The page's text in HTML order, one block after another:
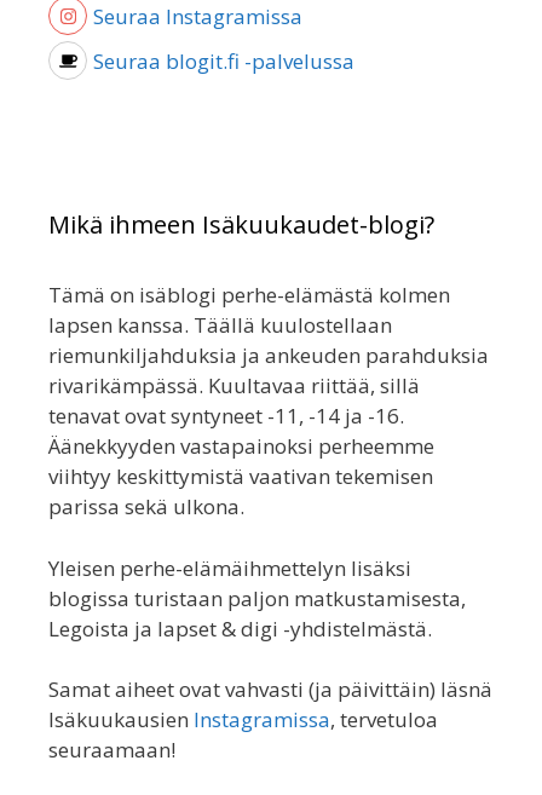
Seuraa Instagramissa
Seuraa blogit.fi -palvelussa
Mikä ihmeen Isäkuukaudet-blogi?
Tämä on isäblogi perhe-elämästä kolmen
lapsen kanssa. Täällä kuulostellaan
riemunkiljahduksia ja ankeuden parahduksia
rivarikämpässä. Kuultavaa riittää, sillä
tenavat ovat syntyneet -11, -14 ja -16.
Äänekkyyden vastapainoksi perheemme
viihtyy keskittymistä vaativan tekemisen
parissa sekä ulkona.
Yleisen perhe-elämäihmettelyn lisäksi
blogissa turistaan paljon matkustamisesta,
Legoista ja lapset & digi -yhdistelmästä.
Samat aiheet ovat vahvasti (ja päivittäin) läsnä
Isäkuukausien Instagramissa, tervetuloa
seuraamaan!